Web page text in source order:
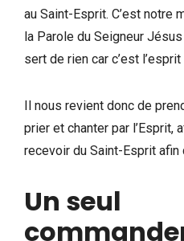
au Saint-Esprit. C’est notre
la Parole du Seigneur
sert de rien car c’est
Il nous revient donc de
prier et chanter par l’Esprit,
recevoir du Saint-Esprit
Un seul